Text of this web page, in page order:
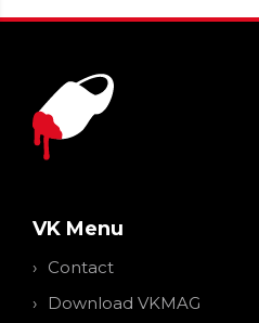
VK Menu
Contact
Download VKMAG